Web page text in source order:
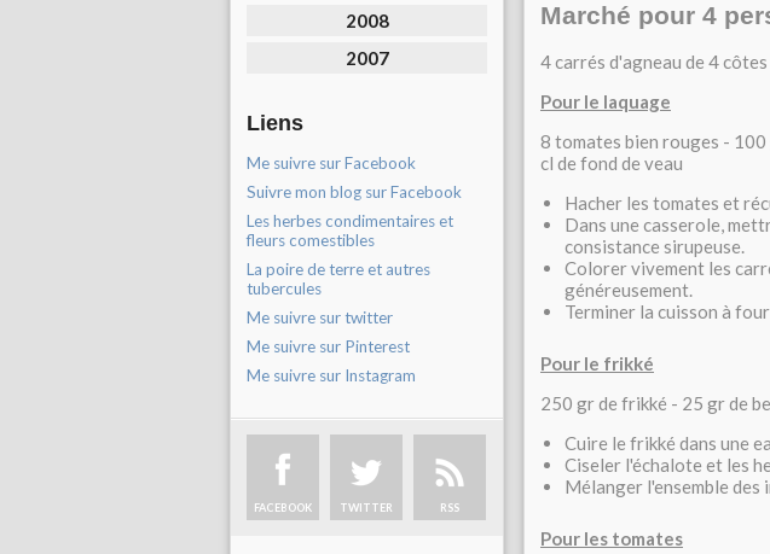
2008
2007
Liens
Me suivre sur Facebook
Suivre mon blog sur Facebook
Les herbes condimentaires et
fleurs comestibles
La poire de terre et autres
tubercules
Me suivre sur twitter
Me suivre sur Pinterest
Me suivre sur Instagram
FACEBOOK TWITTER RSS
Marché pour 4
4 carrés d'agneau de 4
Pour le laquage
8 tomates bien rouges - 100
cl de fond de veau
Hacher les tomates et
Dans une casserole,
consistance sirupeuse.
Colorer vivement les
généreusement.
Terminer la cuisson à
Pour le frikké
250 gr de frikké - 25 gr de
Cuire le frikké dans une
Ciseler l'échalote et les
Mélanger l'ensemble des
Pour les tomates